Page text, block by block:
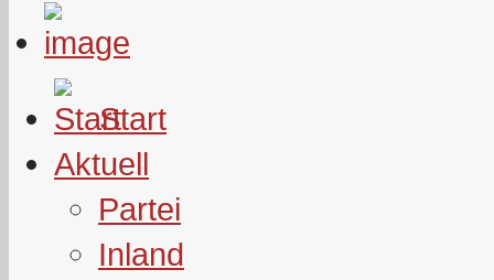
Start
Aktuell
Partei
Inland